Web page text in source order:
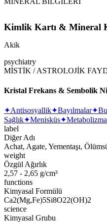
Kimlik Kartı & Mineral
Akik
psychiatry
MİSTİK / ASTROLOJİK
Kristal Frekans & Sembolik
✦Antisosyallik✦Bayılmalar✦
Sağlık✦Menisküs✦Metabolizma
label
Diğer Adı
Achat, Agate, Yementaşı,
weight
Özgül Ağırlık
2,57 - 2,65 g/cm³
functions
Kimyasal Formülü
Ca2(Mg,Fe)5Si8O22(OH)2
science
Kimyasal Grubu